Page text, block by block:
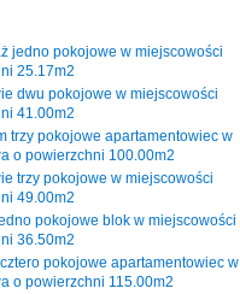
jedno pokojowe w miejscowości
25.17m2
dwu pokojowe w miejscowości
41.00m2
trzy pokojowe apartamentowiec w
o powierzchni 100.00m2
trzy pokojowe w miejscowości
49.00m2
pokojowe blok w miejscowości
36.50m2
pokojowe apartamentowiec w
o powierzchni 115.00m2